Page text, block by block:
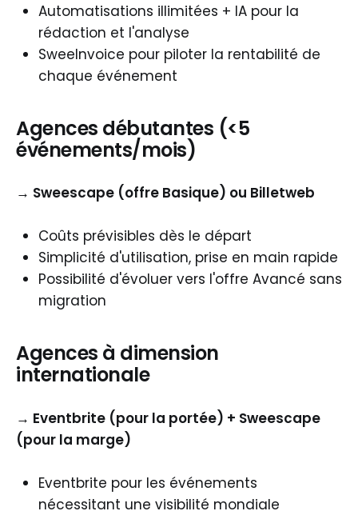
Automatisations illimitées + IA pour la
rédaction et l'analyse
SweeInvoice pour piloter la rentabilité de
chaque événement
Agences débutantes (<5
événements/mois)
→ Sweescape (offre Basique) ou Billetweb
Coûts prévisibles dès le départ
Simplicité d'utilisation, prise en main rapide
Possibilité d'évoluer vers l'offre Avancé sans
migration
Agences à dimension
internationale
→ Eventbrite (pour la portée) + Sweescape
(pour la marge)
Eventbrite pour les événements
nécessitant une visibilité mondiale